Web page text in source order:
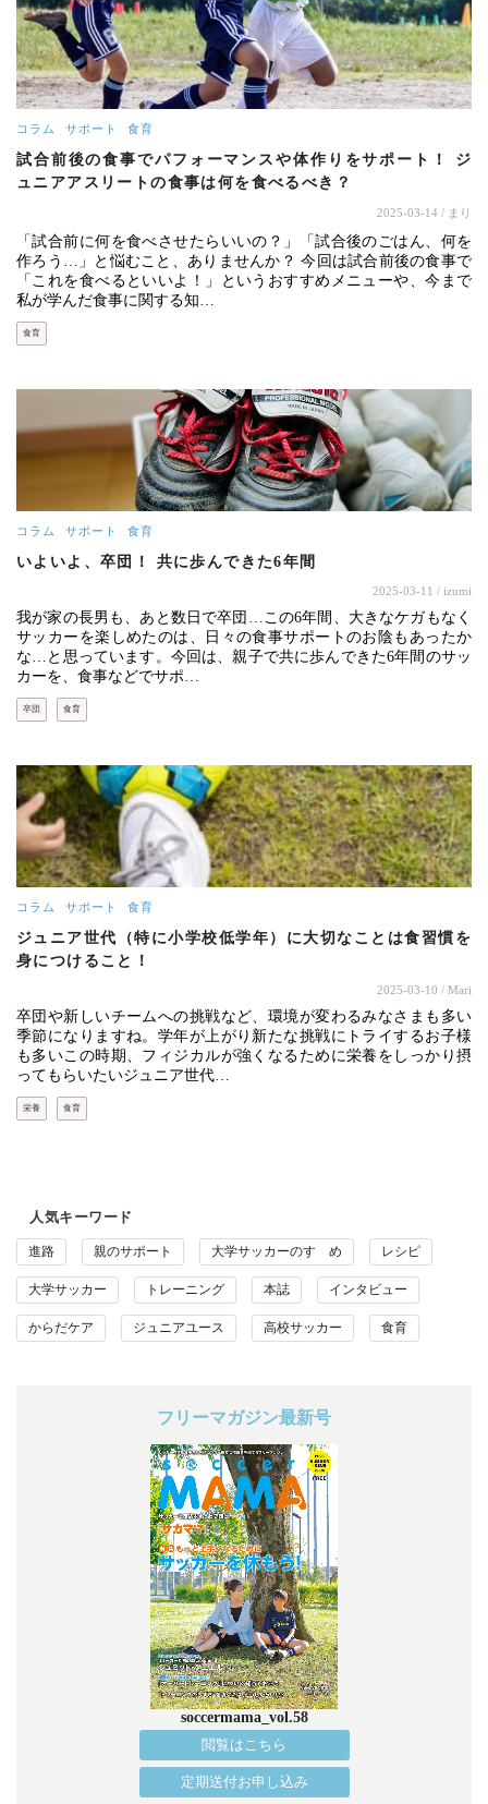
コラム サポート 食育
試合前後の食事でパフォーマンスや体作りをサポート！ ジ
ュニアアスリートの食事は何を食べるべき？
2025-03-14 / まり
「試合前に何を食べさせたらいいの？」「試合後のごはん、何を
作ろう…」と悩むこと、ありませんか？ 今回は試合前後の食事で
「これを食べるといいよ！」というおすすめメニューや、今まで
私が学んだ食事に関する知…
食育
コラム サポート 食育
いよいよ、卒団！ 共に歩んできた6年間
2025-03-11 / izumi
我が家の長男も、あと数日で卒団…この6年間、大きなケガもなく
サッカーを楽しめたのは、日々の食事サポートのお陰もあったか
な…と思っています。今回は、親子で共に歩んできた6年間のサッ
カーを、食事などでサポ…
卒団 食育
コラム サポート 食育
ジュニア世代（特に小学校低学年）に大切なことは食習慣を
身につけること！
2025-03-10 / Mari
卒団や新しいチームへの挑戦など、環境が変わるみなさまも多い
季節になりますね。学年が上がり新たな挑戦にトライするお子様
も多いこの時期、フィジカルが強くなるために栄養をしっかり摂
ってもらいたいジュニア世代…
栄養 食育
人気キーワード
進路 親のサポート 大学サッカーのすゝめ レシピ
大学サッカー トレーニング 本誌 インタビュー
からだケア ジュニアユース 高校サッカー 食育
フリーマガジン最新号
soccermama_vol.58
閲覧はこちら
定期送付お申し込み